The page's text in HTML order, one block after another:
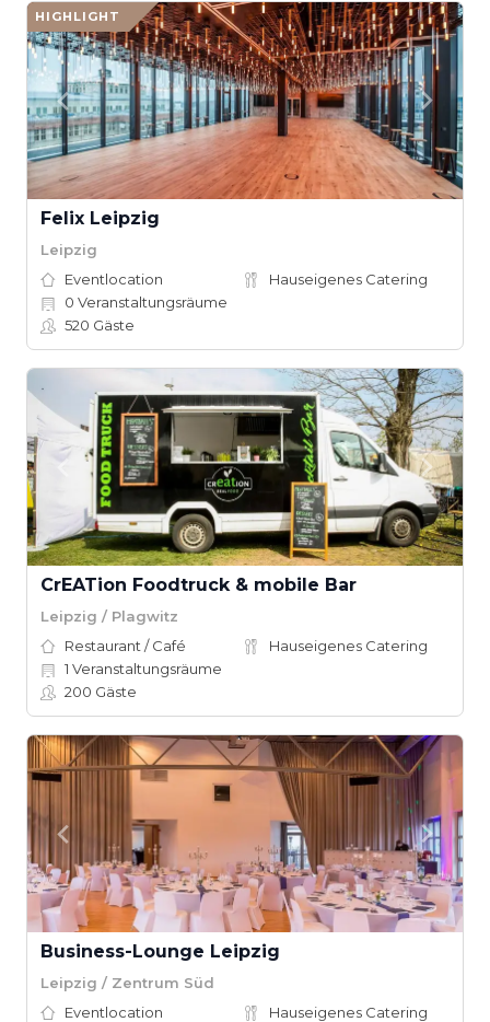
HIGHLIGHT
Felix Leipzig
Leipzig
Eventlocation
Hauseigenes Catering
0 Veranstaltungsräume
520 Gäste
CrEATion Foodtruck & mobile Bar
Leipzig / Plagwitz
Restaurant / Café
Hauseigenes Catering
1 Veranstaltungsräume
200 Gäste
Business-Lounge Leipzig
Leipzig / Zentrum Süd
Eventlocation
Hauseigenes Catering